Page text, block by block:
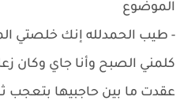
الموضوع
- طيب الحمدلله إنك خلصتي
كلمني الصبح وأنا جاي وكان
عقدت ما بين حاجبيها